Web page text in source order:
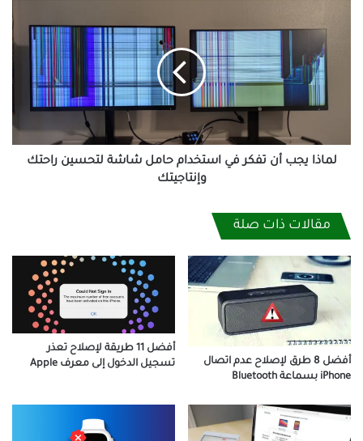
استخدام
لتحسين
راحتكلماذا يجب أن تفكر في استخدام حامل شاشة لتحسين راحتك
وإنتاجيتك
مقالات ذات صلة
أفضل 8 طرق لإصلاح عدم اتصال
iPhone بسماعة Bluetooth
أفضل 11 طريقة لإصلاح تعذر
تسجيل الدخول إلى معرف Apple